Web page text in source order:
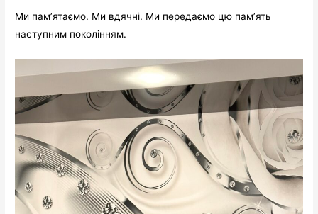
Ми пам’ятаємо. Ми вдячні. Ми передаємо цю пам’ять
наступним поколінням.